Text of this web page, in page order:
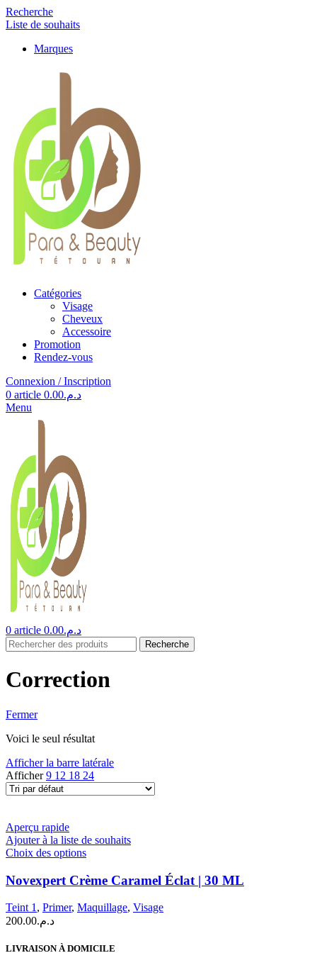
Recherche
Liste de souhaits
Marques
Catégories
Visage
Cheveux
Accessoire
Promotion
Rendez-vous
Connexion / Inscription
0 article د.م.0.00
Menu
0 article د.م.0.00
Recherche
Correction
Fermer
Voici le seul résultat
Afficher la barre latérale
Afficher9 12 18 24
Aperçu rapide
Ajouter à la liste de souhaits
Choix des optionsCe
a
plusieurs
variations.
Les
Novexpert Crème Caramel Éclat | 30 ML
Teint 1 , Primer, Maquillage, Visage
د.م.200.00
LIVRAISON À DOMICILE